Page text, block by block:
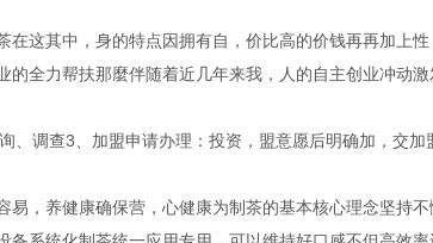
在这其中，身的特点因拥有自，价比高的价钱再再加上
的全力帮扶那麼伴随着近几年来我，人的自主创业冲动激
、调查3、加盟申请办理：投资，盟意愿后明确加，交加
易，养健康确保营，心健康为制茶的基本核心理念坚持